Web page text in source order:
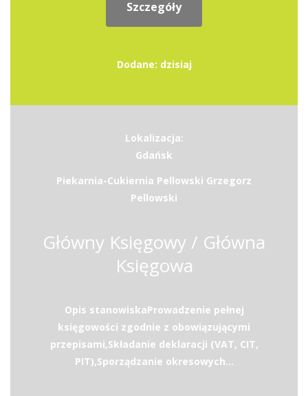
Szczegóły
Dodane: dzisiaj
Lokalizacja:
Gdańsk
Piekarnia-Cukiernia Pellowski Grzegorz
Pellowski
Główny Księgowy / Główna
Księgowa
Opis stanowiskaProwadzenie pełnej
księgowości zgodnie z obowiązującymi
przepisami,Składanie deklaracji (VAT, CIT,
PIT),Sporządzanie okresowych...